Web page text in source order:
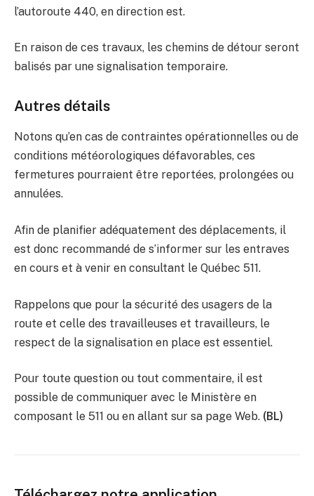
l’autoroute 440, en direction est.
En raison de ces travaux, les chemins de détour seront
balisés par une signalisation temporaire.
Autres détails
Notons qu’en cas de contraintes opérationnelles ou de
conditions météorologiques défavorables, ces
fermetures pourraient être reportées, prolongées ou
annulées.
Afin de planifier adéquatement des déplacements, il
est donc recommandé de s’informer sur les entraves
en cours et à venir en consultant le Québec 511.
Rappelons que pour la sécurité des usagers de la
route et celle des travailleuses et travailleurs, le
respect de la signalisation en place est essentiel.
Pour toute question ou tout commentaire, il est
possible de communiquer avec le Ministère en
composant le 511 ou en allant sur sa page Web. (BL)